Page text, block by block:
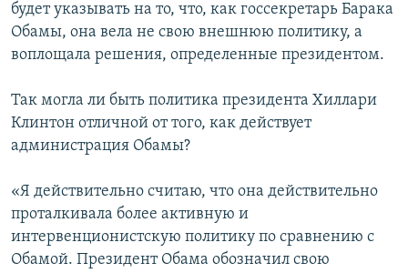
будет указывать на то, что, как госсекретарь Барака
Обамы, она вела не свою внешнюю политику, а
воплощала решения, определенные президентом.
Так могла ли быть политика президента Хиллари
Клинтон отличной от того, как действует
администрация Обамы?
«Я действительно считаю, что она действительно
проталкивала более активную и
интервенционистскую политику по сравнению с
Обамой. Президент Обама обозначил свою